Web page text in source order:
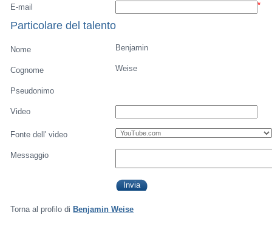
E-mail *
Particolare del talento
Nome Benjamin
Cognome Weise
Pseudonimo
Video
Fonte dell' video
Messaggio
Torna al profilo di Benjamin Weise